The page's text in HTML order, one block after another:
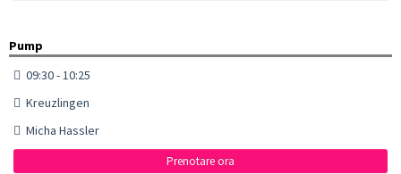
Pump
09:30 - 10:25
Kreuzlingen
Micha Hassler
Prenotare ora